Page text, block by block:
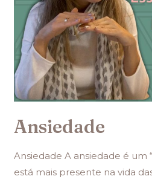
Ansiedade
Ansiedade A ansiedade é um
está mais presente na vida